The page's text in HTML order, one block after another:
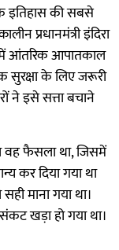
इतिहास की सबसे
प्रधानमंत्री इंदिरा
आंतरिक आपातकाल
सुरक्षा के लिए जरूरी
ने इसे सत्ता बचाने
वह फैसला था, जिसमें
कर दिया गया था
माना गया था।
खड़ा हो गया था।